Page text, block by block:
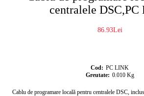
centralele
86.93Lei
Cod: PC LINK
Greutate: 0.010 Kg
Cablu de programare locală pentru centralele DSC,